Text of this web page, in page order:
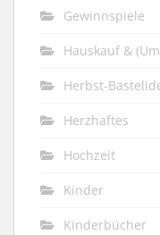
Gewinnspiele
Hauskauf &
Herbst-
Herzhaftes
Hochzeit
Kinder
Kinderbücher